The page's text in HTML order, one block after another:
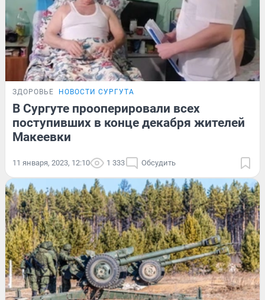
ЗДОРОВЬЕ НОВОСТИ СУРГУТА
В Сургуте прооперировали всех
поступивших в конце декабря жителей
Макеевки
11 января, 2023, 12:10 1 333 Обсудить